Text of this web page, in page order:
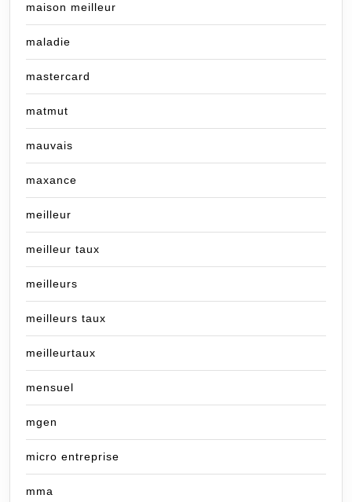
maison meilleur
maladie
mastercard
matmut
mauvais
maxance
meilleur
meilleur taux
meilleurs
meilleurs taux
meilleurtaux
mensuel
mgen
micro entreprise
mma